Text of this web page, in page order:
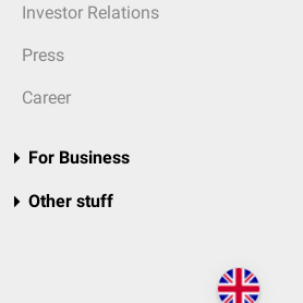
Investor Relations
Press
Career
For Business
Other stuff